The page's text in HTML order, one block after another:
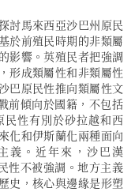
討馬來西亞沙巴州原民
於前殖民時期的非類屬
影響。英殖民者把強調
形成類屬性和非類屬性
巴原民性推向類屬性文
前傾向於國籍，不包括
性有別於砂拉越和西
化和伊斯蘭化兩種面向
義。近年來，沙巴漢
性不被強調。地方主義
史，核心與邊緣是形塑